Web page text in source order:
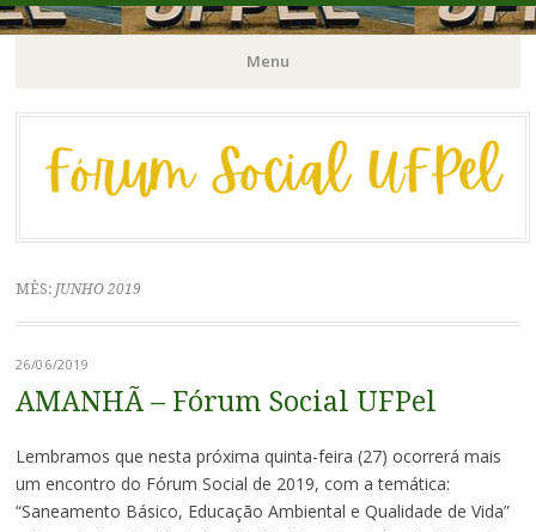
Fórum Social | UFPel
Menu
Pular
para
MÊS: JUNHO 2019
26/06/2019
AMANHÃ – Fórum Social UFPel
Lembramos que nesta próxima quinta-feira (27) ocorrerá mais
um encontro do Fórum Social de 2019, com a temática:
“Saneamento Básico, Educação Ambiental e Qualidade de Vida”